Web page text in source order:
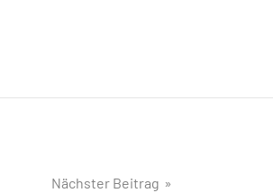
Nächster Beitrag